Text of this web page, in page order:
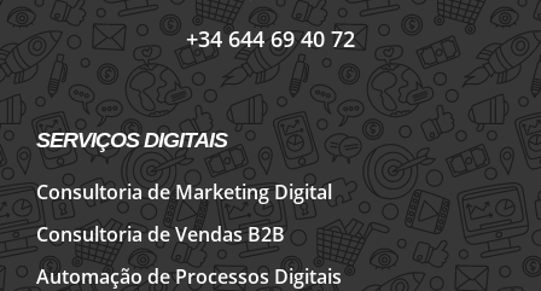
+34 644 69 40 72
SERVIÇOS DIGITAIS
Consultoria de Marketing Digital
Consultoria de Vendas B2B
Automação de Processos Digitais